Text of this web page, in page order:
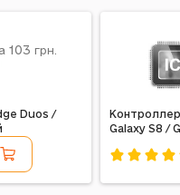
Duos /
103 грн.
Контроллер
Galaxy S8 /